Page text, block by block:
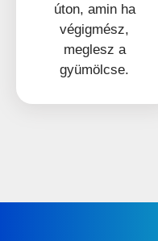
úton, amin ha
végigmész,
meglesz a
gyümölcse.